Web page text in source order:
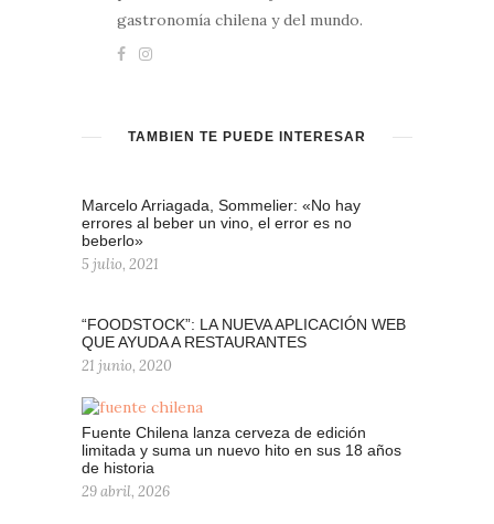
gastronomía chilena y del mundo.
TAMBIÉN TE PUEDE INTERESAR
Marcelo Arriagada, Sommelier: «No hay
errores al beber un vino, el error es no
beberlo»
5 julio, 2021
“FOODSTOCK”: LA NUEVA APLICACIÓN WEB
QUE AYUDA A RESTAURANTES
21 junio, 2020
Fuente Chilena lanza cerveza de edición
limitada y suma un nuevo hito en sus 18 años
de historia
29 abril, 2026